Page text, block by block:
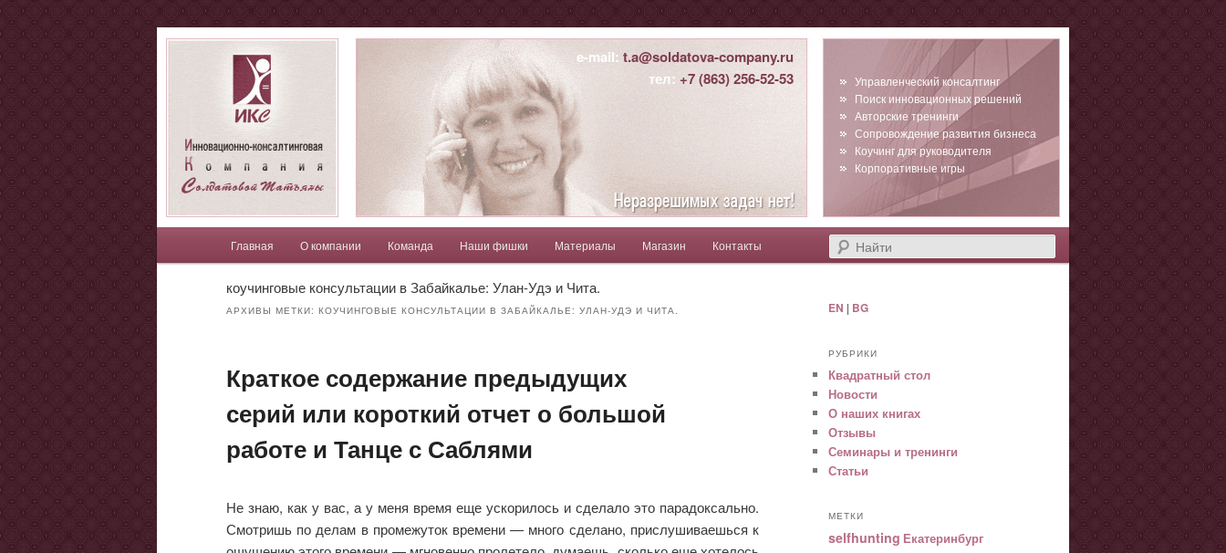
Солдатова Татьяна
Компания Солдатовой Татьяны
e-mail: t.a@soldatova-company.ru
тел: +7 (863) 256-52-53
Найти
Главное менюПерейти к основному содержимому
Перейти к дополнительному содержимому
Главная О компании Команда Наши фишки Материалы Магазин Контакты
Управленческий консалтинг
Поиск инновационных решений
Авторские тренинги
Сопровождение развития бизнеса
Коучинг для руководителя
Корпоративные игры
коучинговые консультации в Забайкалье: Улан-Удэ и Чита.
АРХИВЫ МЕТКИ: КОУЧИНГОВЫЕ КОНСУЛЬТАЦИИ В ЗАБАЙКАЛЬЕ: УЛАН-УДЭ И ЧИТА.
Краткое содержание предыдущих
серий или короткий отчет о большой
работе и Танце с Саблями
Не знаю, как у вас, а у меня время еще ускорилось и сделало это парадоксально.
Смотришь по делам в промежуток времени — много сделано, прислушиваешься к
EN | BG
РУБРИКИ
Квадратный стол
Новости
О наших книгах
Отзывы
Семинары и тренинги
Статьи
МЕТКИ
selfhunting Екатеринбург